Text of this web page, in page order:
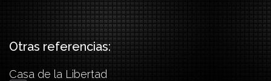
Otras referencias:
Casa de la Libertad